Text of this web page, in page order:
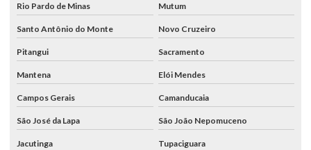
Rio Pardo de Minas Mutum
Santo Antônio do Monte Novo Cruzeiro
Pitangui Sacramento
Mantena Elói Mendes
Campos Gerais Camanducaia
São José da Lapa São João Nepomuceno
Jacutinga Tupaciguara